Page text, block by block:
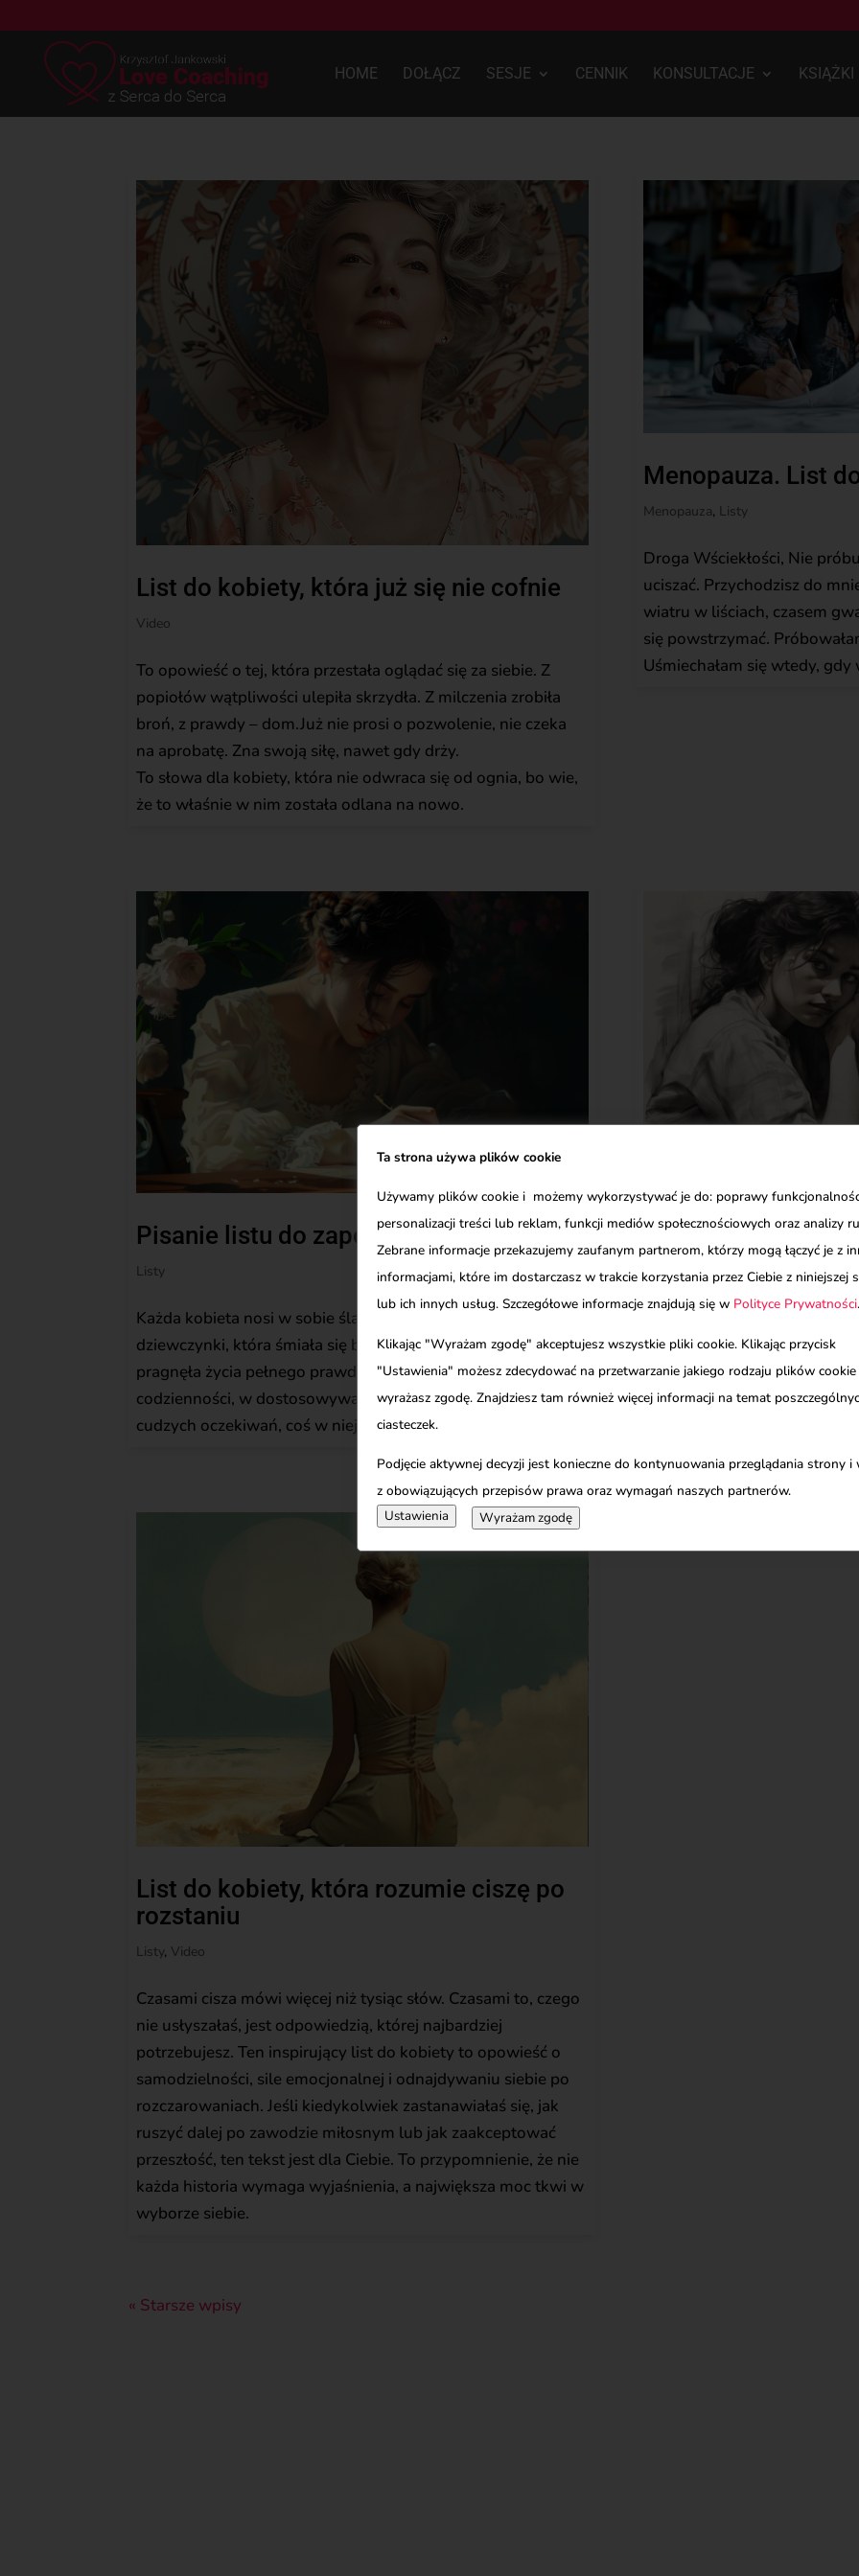
HOME DOŁĄCZ SESJE CENNIK KONSULTACJE KSIĄŻKI
List do kobiety, która już się nie cofnie
Video
To opowieść o tej, która przestała oglądać się za siebie. Z
popiołów wątpliwości ulepiła skrzydła. Z milczenia zrobiła
broń, z prawdy – dom.Już nie prosi o pozwolenie, nie czeka
na aprobatę. Zna swoją siłę, nawet gdy drży.
To słowa dla kobiety, która nie odwraca się od ognia, bo wie,
że to właśnie w nim została odlana na nowo.
Menopauza. List
Menopauza, Listy
Droga Wściekłości, Nie
uciszać. Przychodzisz do
wiatru w liściach, czasem
się powstrzymać.
Uśmiechałam się wtedy, gdy
Pisanie listu do zapomnianego „ja”
Listy
Każda kobieta nosi w sobie ślady tej, którą kiedyś była –
dziewczynki, która śmiała się bez lęku, i młodej kobiety, która
pragnęła życia pełnego prawdy. Ale czasem, w biegu
codzienności, w dostosowywaniu się do ról, w spełnianiu
cudzych oczekiwań, coś w niej zaczyna...
List do kobiety,
jest
Video
Czasem przychodzą dni,
dobra. Że powinnaś robić
bardziej zdyscyplinowana. W
zwątpienia, a serce ściska
jesteś wystarczająca,
przypomni Ci o tym, gdy
uwierzyć.
List do kobiety, która rozumie ciszę po
rozstaniu
Listy, Video
Czasami cisza mówi więcej niż tysiąc słów. Czasami to, czego
nie usłyszałaś, jest odpowiedzią, której najbardziej
potrzebujesz. Ten inspirujący list do kobiety to opowieść o
samodzielności, sile emocjonalnej i odnajdywaniu siebie po
rozczarowaniach. Jeśli kiedykolwiek zastanawiałaś się, jak
ruszyć dalej po zawodzie miłosnym lub jak zaakceptować
przeszłość, ten tekst jest dla Ciebie. To przypomnienie, że nie
każda historia wymaga wyjaśnienia, a największa moc tkwi w
wyborze siebie.
« Starsze wpisy
Ta strona używa plików cookie
Używamy plików cookie i możemy wykorzystywać je do: poprawy
personalizacji treści lub reklam, funkcji mediów społecznościowych oraz analizy
Zebrane informacje przekazujemy zaufanym partnerom, którzy mogą łączyć je z
informacjami, które im dostarczasz w trakcie korzystania przez Ciebie z niniejszej
lub ich innych usług. Szczegółowe informacje znajdują się w Polityce Prywatności.
Klikając "Wyrażam zgodę" akceptujesz wszystkie pliki cookie. Klikając przycisk
"Ustawienia" możesz zdecydować na przetwarzanie jakiego rodzaju plików cookie
wyrażasz zgodę. Znajdziesz tam również więcej informacji na temat
ciasteczek.
Podjęcie aktywnej decyzji jest konieczne do kontynuowania przeglądania strony i
z obowiązujących przepisów prawa oraz wymagań naszych partnerów.
Ustawienia Wyrażam zgodę